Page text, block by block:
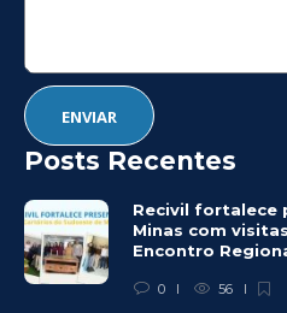
Posts Recentes
Recivil fortalece
Minas com
Encontro
0 56